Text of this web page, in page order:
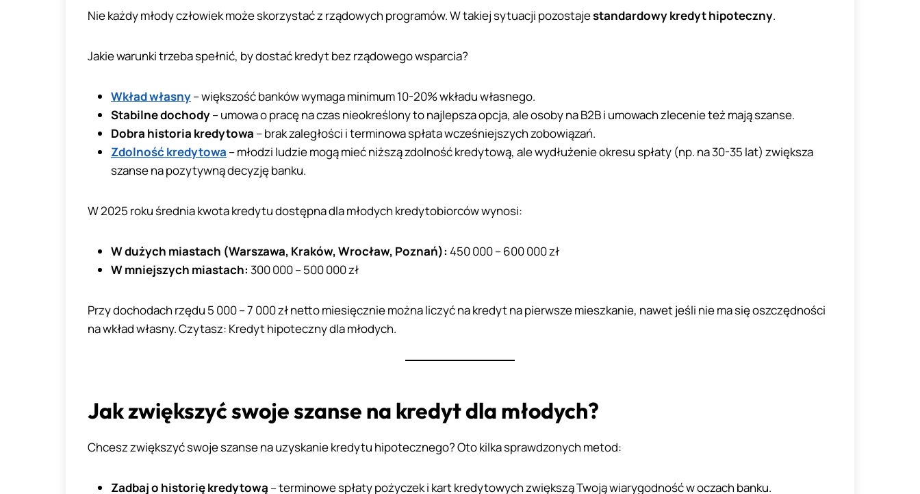
Nie każdy młody człowiek może skorzystać z rządowych programów. W takiej sytuacji pozostajestandardowy kredyt hipoteczny.
Jakie warunki trzeba spełnić, by dostać kredyt bez rządowego wsparcia?
Wkład własny– większość banków wymaga minimum 10-20% wkładu własnego.
Stabilne dochody– umowa o pracę na czas nieokreślony to najlepsza opcja, ale osoby na B2B i umowach zlecenie też mają szanse.
Dobra historia kredytowa – brak zaległości i terminowa spłata wcześniejszych zobowiązań.
Zdolność kredytowa – młodzi ludzie mogą mieć niższą zdolność kredytową, ale wydłużenie okresu spłaty (np. na 30-35 lat) zwiększa
szanse na pozytywną decyzję banku.
W 2025 roku średnia kwota kredytu dostępna dla młodych kredytobiorców wynosi:
W dużych miastach (Warszawa, Kraków, Wrocław, Poznań): 450 000 – 600 000 zł
W mniejszych miastach: 300 000 – 500 000 zł
Przy dochodach rzędu 5 000 – 7 000 zł netto miesięcznie można liczyć na kredyt na pierwsze mieszkanie, nawet jeśli nie ma się oszczędności
na wkład własny. Czytasz: Kredyt hipoteczny dla młodych.
Jak zwiększyć swoje szanse na kredyt dla młodych?
Chcesz zwiększyć swoje szanse na uzyskanie kredytu hipotecznego? Oto kilka sprawdzonych metod:
Zadbaj o historię kredytową – terminowe spłaty pożyczek i kart kredytowych zwiększą Twoją wiarygodność w oczach banku.